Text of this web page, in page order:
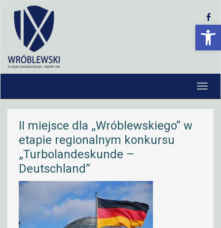
II miejsce dla „Wróblewskiego” w
etapie regionalnym konkursu
„Turbolandeskunde –
Deutschland”